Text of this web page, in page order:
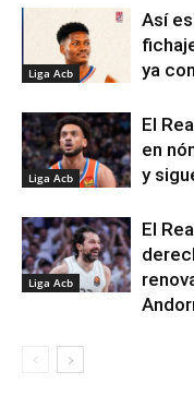
Liga Acb
Así
ya
Liga Acb
El
en
y
Liga Acb
El